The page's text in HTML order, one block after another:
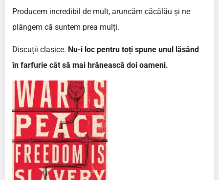
Producem incredibil de mult, aruncăm căcălău și ne
plângem că suntem prea mulți.
Discuții clasice. Nu-i loc pentru toți spune unul lăsând
în farfurie cât să mai hrănească doi oameni.